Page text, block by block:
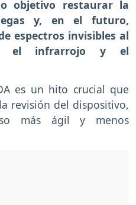
objetivo restaurar la
y, en el futuro,
espectros invisibles al
el infrarrojo y el
es un hito crucial que
revisión del dispositivo,
más ágil y menos